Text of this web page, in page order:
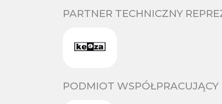
PARTNER TECHNICZNY
PODMIOT WSPÓŁPRACUJĄCY